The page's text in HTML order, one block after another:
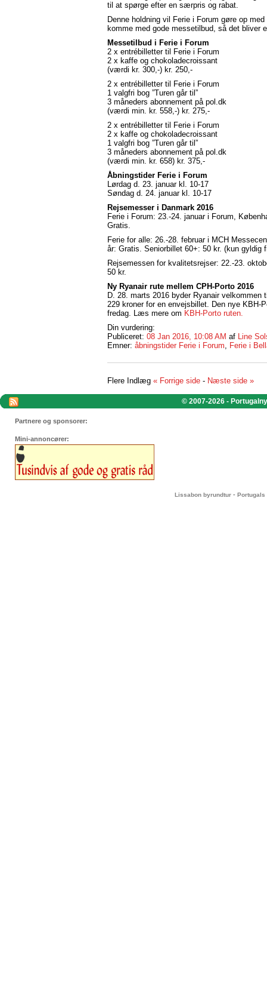
til at spørge efter en særpris og rabat.
Denne holdning vil Ferie i Forum gøre op
komme med gode messetilbud, så det bliver
Messetilbud i Ferie i Forum
2 x entrébilletter til Ferie i Forum
2 x kaffe og chokoladecroissant
(værdi kr. 300,-) kr. 250,-
2 x entrébilletter til Ferie i Forum
1 valgfri bog ”Turen går til”
3 måneders abonnement på pol.dk
(værdi min. kr. 558,-) kr. 275,-
2 x entrébilletter til Ferie i Forum
2 x kaffe og chokoladecroissant
1 valgfri bog ”Turen går til”
3 måneders abonnement på pol.dk
(værdi min. kr. 658) kr. 375,-
Åbningstider Ferie i Forum
Lørdag d. 23. januar kl. 10-17
Søndag d. 24. januar kl. 10-17
Rejsemesser i Danmark 2016
Ferie i Forum: 23.-24. januar i Forum,
Gratis.
Ferie for alle: 26.-28. februar i MCH
år: Gratis. Seniorbillet 60+: 50 kr. (kun gyldig
Rejsemessen for kvalitetsrejser: 22.-23.
50 kr.
Ny Ryanair rute mellem CPH-Porto 2016
D. 28. marts 2016 byder Ryanair
229 kroner for en envejsbillet. Den nye KBH-
fredag. Læs mere om KBH-Porto ruten.
Din vurdering:
Publiceret: 08 Jan 2016, 10:08 AM af
Line
Emner: åbningstider Ferie i Forum Ferie i
Flere Indlæg « Forrige side - Næste side »
© 2007-2026 -
Partnere og sponsorer:
Mini-annoncører:
Lissabon byrundtur - Portugals